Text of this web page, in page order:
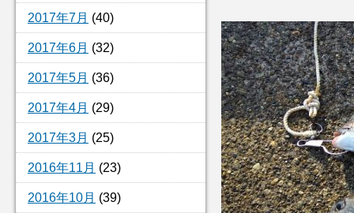
2017年7月 (40)
2017年6月 (32)
2017年5月 (36)
2017年4月 (29)
2017年3月 (25)
2016年11月 (23)
2016年10月 (39)